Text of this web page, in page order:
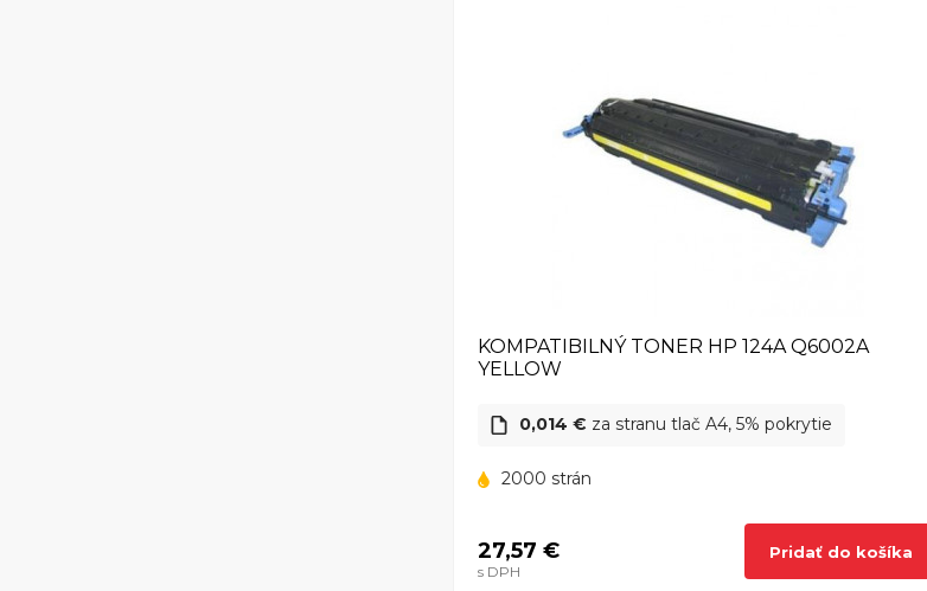
KOMPATIBILNÝ TONER HP 124A Q6002A
YELLOW
0,014 € za stranu tlač A4, 5% pokrytie
2000 strán
27,57 €
s DPH
Pridať do košíka